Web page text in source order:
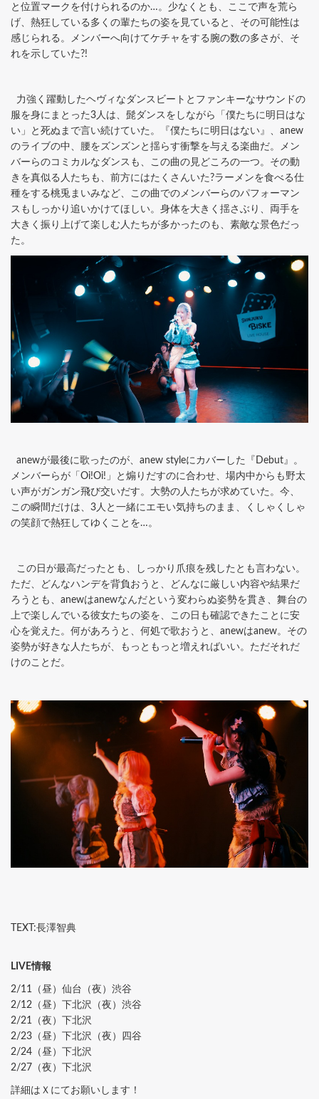
と位置マークを付けられるのか…。少なくとも、ここで声を荒ら
げ、熱狂している多くの輩たちの姿を見ていると、その可能性は
感じられる。メンバーへ向けてケチャをする腕の数の多さが、そ
れを示していた?!
力強く躍動したヘヴィなダンスビートとファンキーなサウンドの
服を身にまとった3人は、髭ダンスをしながら「僕たちに明日はな
い」と死ぬまで言い続けていた。『僕たちに明日はない』、anew
のライブの中、腰をズンズンと揺らす衝撃を与える楽曲だ。メン
バーらのコミカルなダンスも、この曲の見どころの一つ。その動
きを真似る人たちも、前方にはたくさんいた?ラーメンを食べる仕
種をする桃兎まいみなど、この曲でのメンバーらのパフォーマン
スもしっかり追いかけてほしい。身体を大きく揺さぶり、両手を
大きく振り上げて楽しむ人たちが多かったのも、素敵な景色だっ
た。
anewが最後に歌ったのが、anew styleにカバーした『Debut』。
メンバーらが「Oi!Oi!」と煽りだすのに合わせ、場内中からも野太
い声がガンガン飛び交いだす。大勢の人たちが求めていた。今、
この瞬間だけは、3人と一緒にエモい気持ちのまま、くしゃくしゃ
の笑顔で熱狂してゆくことを…。
この日が最高だったとも、しっかり爪痕を残したとも言わない。
ただ、どんなハンデを背負おうと、どんなに厳しい内容や結果だ
ろうとも、anewはanewなんだという変わらぬ姿勢を貫き、舞台の
上で楽しんでいる彼女たちの姿を、この日も確認できたことに安
心を覚えた。何があろうと、何処で歌おうと、anewはanew。その
姿勢が好きな人たちが、もっともっと増えればいい。ただそれだ
けのことだ。
TEXT:長澤智典
LIVE情報
2/11（昼）仙台（夜）渋谷
2/12（昼）下北沢（夜）渋谷
2/21（夜）下北沢
2/23（昼）下北沢（夜）四谷
2/24（昼）下北沢
2/27（夜）下北沢
詳細はＸにてお願いします！